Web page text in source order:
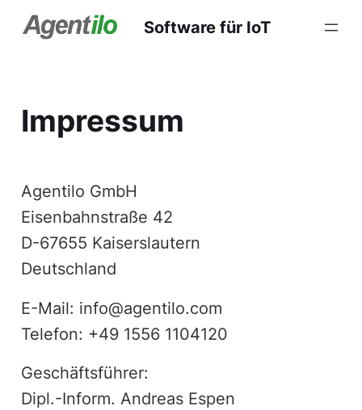
Software für IoT
Impressum
Agentilo GmbH
Eisenbahnstraße 42
D-67655 Kaiserslautern
Deutschland
E-Mail: info@agentilo.com
Telefon: +49 1556 1104120
Geschäftsführer:
Dipl.-Inform. Andreas Espen